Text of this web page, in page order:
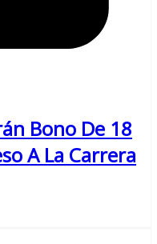
Bono De 18
A La Carrera